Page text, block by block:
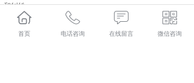
和纠纷。
以上都是选择咸阳人力资源外包公司时可以参考的方面。
首页 电话咨询 在线留言 微信咨询